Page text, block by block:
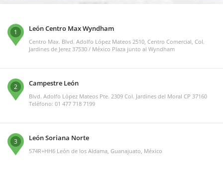
1 León Centro Max Wyndham
Centro Max. Blvd. Adolfo López Mateos 2510, Centro Comercial, Col.
Jardines de Jerez 37530 / México Plaza junto al Wyndham
2 Campestre León
Blvd. Adolfo López Mateos Pte. 2309 Col. Jardines del Moral CP 37160
Teléfono: 01 477 718 7199
3 León Soriana Norte
574R+HH6 León de los Aldama, Guanajuato, México